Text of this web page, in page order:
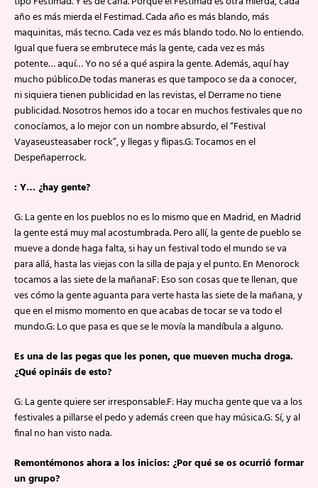
año es más mierda el Festimad. Cada año es más blando, más
maquinitas, más tecno. Cada vez es más blando todo. No lo entiendo.
Igual que fuera se embrutece más la gente, cada vez es más
potente… aquí… Yo no sé a qué aspira la gente. Además, aquí hay
mucho público.De todas maneras es que tampoco se da a conocer,
ni siquiera tienen publicidad en las revistas, el Derrame no tiene
publicidad. Nosotros hemos ido a tocar en muchos festivales que no
conocíamos, a lo mejor con un nombre absurdo, el “Festival
Vayaseusteasaber rock”, y llegas y flipas.G: Tocamos en el
Despeñaperrock.
: Y… ¿hay gente?
G: La gente en los pueblos no es lo mismo que en Madrid, en Madrid
la gente está muy mal acostumbrada. Pero allí, la gente de pueblo se
mueve a donde haga falta, si hay un festival todo el mundo se va
para allá, hasta las viejas con la silla de paja y el punto. En Menorock
tocamos a las siete de la mañanaF: Eso son cosas que te llenan, que
ves cómo la gente aguanta para verte hasta las siete de la mañana, y
que en el mismo momento en que acabas de tocar se va todo el
mundo.G: Lo que pasa es que se le movía la mandíbula a alguno.
Es una de las pegas que les ponen, que mueven mucha droga.
¿Qué opináis de esto?
G: La gente quiere ser irresponsable.F: Hay mucha gente que va a los
festivales a pillarse el pedo y además creen que hay música.G: Sí, y al
final no han visto nada.
Remontémonos ahora a los inicios: ¿Por qué se os ocurrió formar
un grupo?